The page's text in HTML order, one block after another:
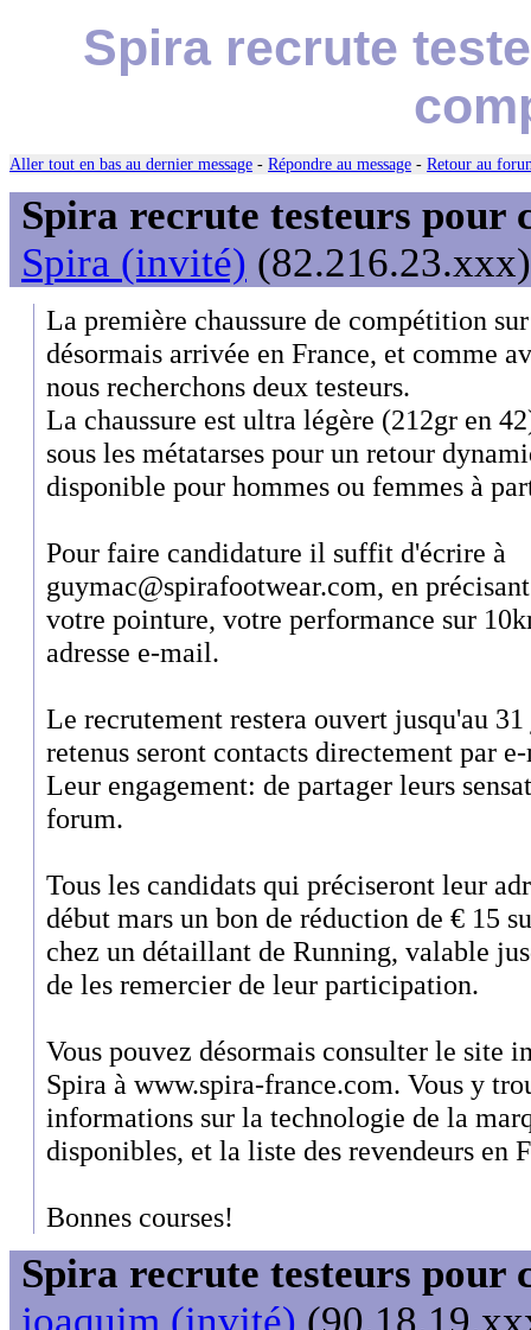
Spira recrute
Aller tout en bas au dernier message - Répondre au message - Retour au
Spira recrute testeurs pour
Spira (invité)
La première chaussure de compétition
désormais arrivée en France, et comme
nous recherchons deux testeurs.
La chaussure est ultra légère (212gr en
sous les métatarses pour un retour
disponible pour hommes ou femmes à
Pour faire candidature il suffit d'écrire à
guymac@spirafootwear.com, en
votre pointure, votre performance sur
adresse e-mail.
Le recrutement restera ouvert jusqu'au
retenus seront contacts directement par
Leur engagement: de partager leurs
forum.
Tous les candidats qui préciseront leur
début mars un bon de réduction de € 15
chez un détaillant de Running, valable
de les remercier de leur participation.
Vous pouvez désormais consulter le site
Spira à www.spira-france.com. Vous y
informations sur la technologie de la
disponibles, et la liste des revendeurs en
Bonnes courses!
Spira recrute testeurs pour